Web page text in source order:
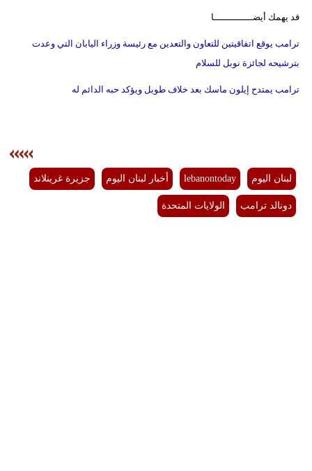
قد يهمك أيضــــــــــــــا
ترامب يوقع اتفاقيتين للتعاون والتعدين مع رئيسة وزراء اليابان التي وعدت
بترشيحه لجائزة نوبل للسلام
ترامب يمتدح إيلون ماسك بعد خلاف طويل ويؤكد حبه الدائم له
لبنان اليوم lebanontoday أخبار لبنان اليوم جزيرة غرينلاند
دونالد ترامب الولايات المتحدة